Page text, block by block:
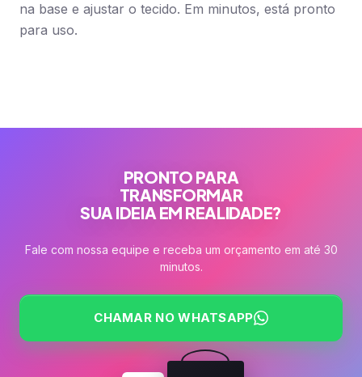
na base e ajustar o tecido. Em minutos, está pronto
para uso.
PRONTO PARA
TRANSFORMAR
SUA IDEIA EM REALIDADE?
Fale com nossa equipe e receba um orçamento em até 30
minutos.
CHAMAR NO WHATSAPP